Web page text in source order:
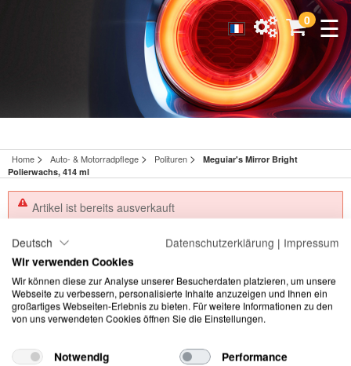
☰
0
Home > Auto- & Motorradpflege > Polituren >
Meguiar's Mirror Bright
Polierwachs, 414 ml
Artikel ist bereits ausverkauft
©2026 Meguiars |Impressum|Datenschutzerklärung| AGB
Deutsch Datenschutzerklärung | Impressum
Wir verwenden Cookies
Wir können diese zur Analyse unserer Besucherdaten platzieren, um unsere
Webseite zu verbessern, personalisierte Inhalte anzuzeigen und Ihnen ein
großartiges Webseiten-Erlebnis zu bieten. Für weitere Informationen zu den
von uns verwendeten Cookies öffnen Sie die Einstellungen.
Notwendig
Performance